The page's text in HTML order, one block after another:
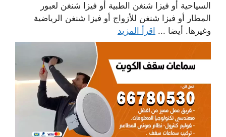
السياحية أو فيزا شنغن الطبية أو فيزا شنغن لعبور
المطار أو فيزا شنغن للأزواج أو فيزا شنغن الرياضية
وغيرها. أيضا ... اقرأ المزيد